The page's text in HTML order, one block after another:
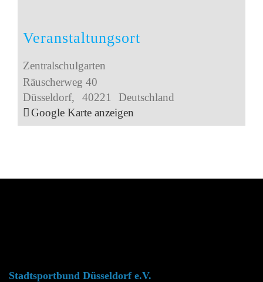
Veranstaltungsort
Zentralschulgarten
Räuscherweg 40
Düsseldorf, 40221
Deutschland
Google Karte anzeigen
Stadtsportbund Düsseldorf e.V.